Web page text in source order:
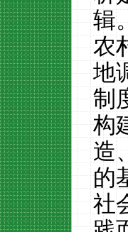
辑
农
地
制
构
造
的
社